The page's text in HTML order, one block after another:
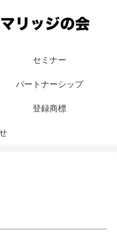
セミナー
パートナーシップ
登録商標